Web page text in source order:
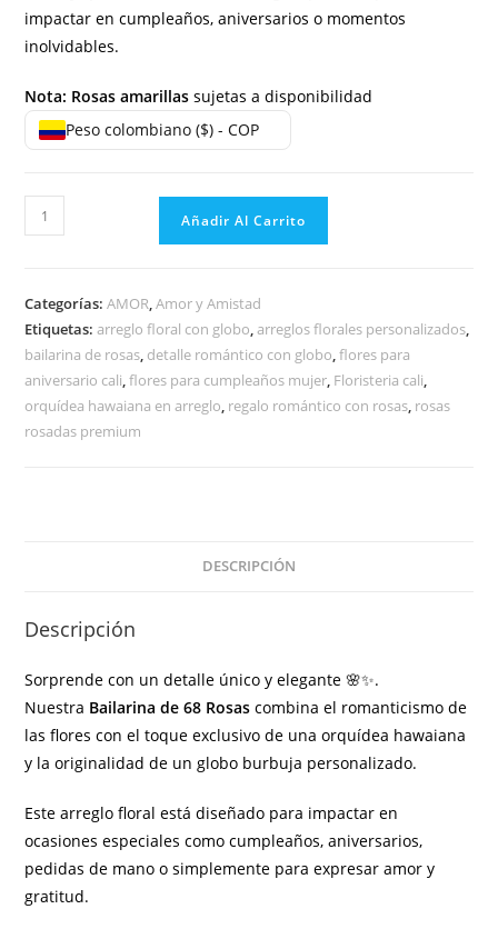
impactar en cumpleaños, aniversarios o momentos
inolvidables.
Nota: Rosas amarillassujetas a disponibilidad
Peso colombiano ($) - COP
Añadir Al Carrito
Categorías:AMOR,Amor y Amistad
Etiquetas:arreglo floral con globo,arreglos florales personalizados,
bailarina de rosas, detalle romántico con globo,flores para
aniversario cali,flores para cumpleaños mujer, Floristeria cali,
orquídea hawaiana en arreglo, regalo romántico con rosas, rosas
rosadas premium
DESCRIPCIÓN
Descripción
Sorprende con un detalle único y elegante 🌸✨.
Nuestra Bailarina de 68 Rosas combina el romanticismo de
las flores con el toque exclusivo de una orquídea hawaiana
y la originalidad de un globo burbuja personalizado.
Este arreglo floral está diseñado para impactar en
ocasiones especiales como cumpleaños, aniversarios,
pedidas de mano o simplemente para expresar amor y
gratitud.